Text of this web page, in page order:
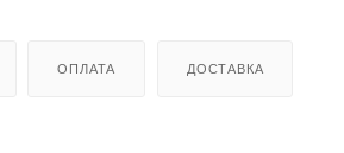
ОПЛАТА ДОСТАВКА